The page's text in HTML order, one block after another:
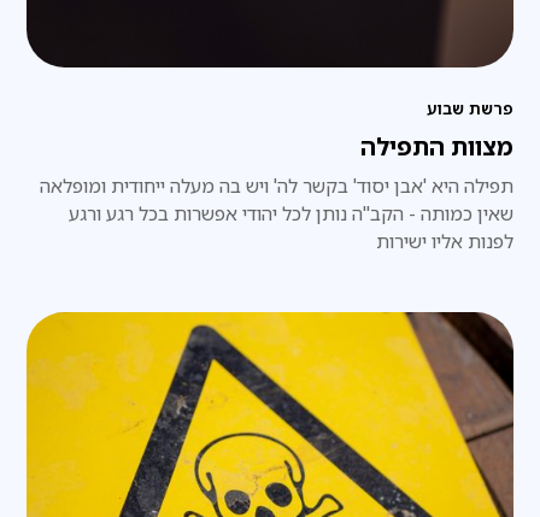
פרשת שבוע
מצוות התפילה
תפילה היא 'אבן יסוד' בקשר לה' ויש בה מעלה ייחודית ומופלאה
שאין כמותה - הקב"ה נותן לכל יהודי אפשרות בכל רגע ורגע
לפנות אליו ישירות